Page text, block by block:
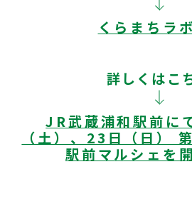
くらまちラボ
詳しくはこ
JR武蔵浦和駅前に
（土）、23日（日）
駅前マルシェを